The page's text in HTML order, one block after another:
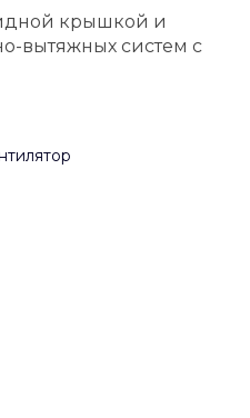
крышкой и
вытяжных систем с